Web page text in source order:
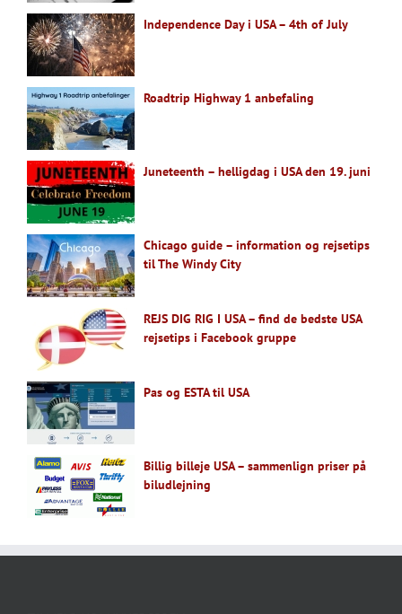
Independence Day i USA – 4th of July
Roadtrip Highway 1 anbefaling
Juneteenth – helligdag i USA den 19. juni
Chicago guide – information og rejsetips
til The Windy City
REJS DIG RIG I USA – find de bedste USA
rejsetips i Facebook gruppe
Pas og ESTA til USA
Billig billeje USA – sammenlign priser på
biludlejning